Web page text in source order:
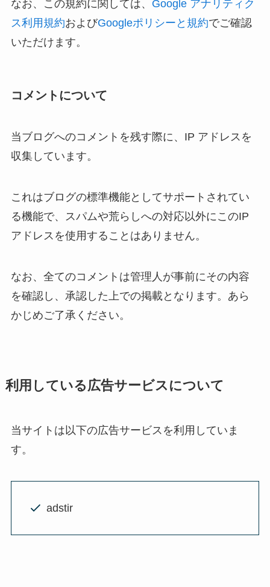
なお、この規約に関しては、 Google アナリティク
ス利用規約およびGoogleポリシーと規約でご確認
いただけます。
コメントについて
当ブログへのコメントを残す際に、IP アドレスを
収集しています。
これはブログの標準機能としてサポートされてい
る機能で、スパムや荒らしへの対応以外にこのIP
アドレスを使用することはありません。
なお、全てのコメントは管理人が事前にその内容
を確認し、承認した上での掲載となります。あら
かじめご了承ください。
利用している広告サービスについて
当サイトは以下の広告サービスを利用していま
す。
adstir